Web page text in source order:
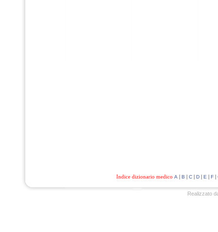
Indice dizionario medico A | B | C| D| E | F|
Realizzato